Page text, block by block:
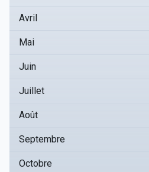
Avril
Mai
Juin
Juillet
Août
Septembre
Octobre